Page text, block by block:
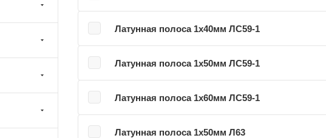
Латунная полоса 1х40мм ЛС59-1
Латунная полоса 1х50мм ЛС59-1
Латунная полоса 1х60мм ЛС59-1
Латунная полоса 1х50мм Л63